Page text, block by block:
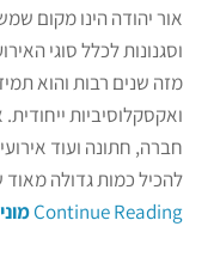
אור יהודה הינו מקום
וסגנונות לכלל סוגי
מזה שנים רבות והוא
ואקסקלוסיביות
חברה, חתונה ועוד
להכיל כמות גדולה
Continue Reading